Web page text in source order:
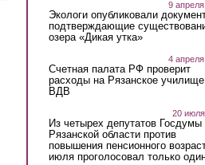
9
Экологи опубликовали
подтверждающие
озера «Дикая утка»
4
Счетная палата РФ проверит
расходы на Рязанское училище
ВДВ
20
Из четырех депутатов Госдумы
Рязанской области против
повышения пенсионного
июля проголосовал только